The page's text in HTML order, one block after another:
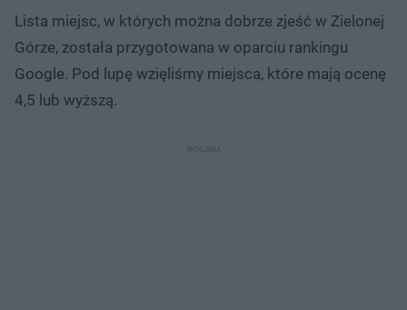
Lista miejsc, w których można dobrze zjeść w Zielonej
Górze, została przygotowana w oparciu rankingu
Google. Pod lupę wzięliśmy miejsca, które mają ocenę
4,5 lub wyższą.